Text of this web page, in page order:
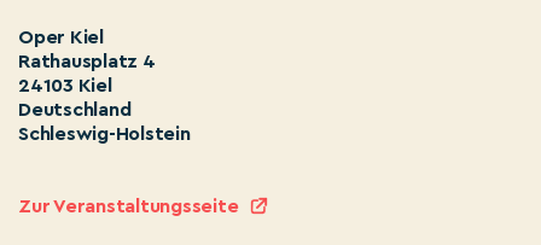
Oper Kiel
Rathausplatz 4
24103 Kiel
Deutschland
Schleswig-Holstein
Zur Veranstaltungsseite